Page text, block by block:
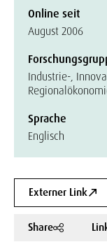
Online seit
August 2006
Industrie-,
Sprache
Englisch
Externer Link
Share